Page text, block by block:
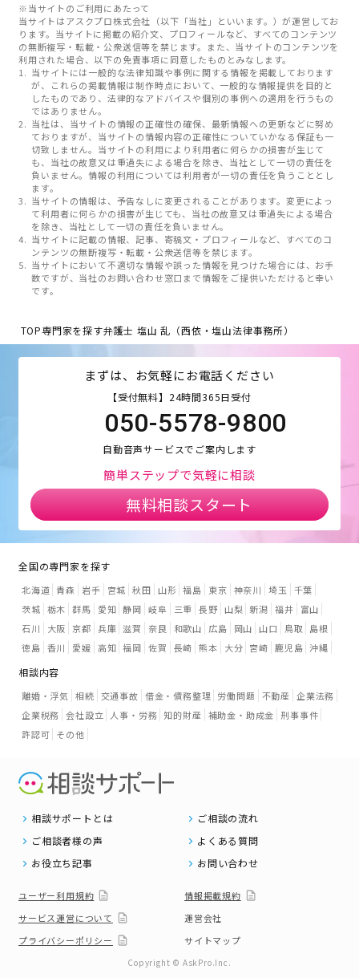
※当サイトのご利用にあたって
当サイトはアスクプロ株式会社（以下「当社」といいます。）が運営してお
ります。当サイトに掲載の紹介文、プロフィールなど、すべてのコンテンツ
の無断複写・転載・公衆送信等を禁じます。また、当サイトのコンテンツを
利用された場合、以下の免責事項に同意したものとみなします。
当サイトには一般的な法律知識や事例に関する情報を掲載しております
が、これらの掲載情報は制作時点において、一般的な情報提供を目的と
したものであり、法律的なアドバイスや個別の事例への適用を行うもの
ではありません。
当社は、当サイトの情報の正確性の確保、最新情報への更新などに努め
ておりますが、当サイトの情報内容の正確性についていかなる保証も一
切致しません。当サイトの利用により利用者に何らかの損害が生じて
も、当社の故意又は重過失による場合を除き、当社として一切の責任を
負いません。情報の利用については利用者が一切の責任を負うこととし
ます。
当サイトの情報は、予告なしに変更されることがあります。変更によっ
て利用者に何らかの損害が生じても、当社の故意又は重過失による場合
を除き、当社として一切の責任を負いません。
当サイトに記載の情報、記事、寄稿文・プロフィールなど、すべてのコ
ンテンツの無断複写・転載・公衆送信等を禁じます。
当サイトにおいて不適切な情報や誤った情報を見つけた場合には、お手
数ですが、当社のお問い合わせ窓口まで情報をご提供いただけると幸い
です。
TOP専門家を探す弁護士 塩山 乱（西依・塩山法律事務所）
まずは、お気軽にお電話ください
【受付無料】24時間365日受付
050-5578-9800
自動音声サービスでご案内します
簡単ステップで気軽に相談
無料相談スタート
全国の専門家を探す
北海道 青森 岩手 宮城 秋田 山形 福島 東京 神奈川 埼玉
千葉
茨城 栃木 群馬 愛知 静岡 岐阜 三重 長野 山梨 新潟 福井
富山
石川
大阪 京都 兵庫 滋賀 奈良 和歌山 広島 岡山 山口 鳥取
島根
徳島 香川 愛媛 高知 福岡 佐賀 長崎 熊本 大分 宮崎 鹿児島 沖縄
相談内容
離婚・浮気 相続 交通事故 借金・債務整理 労働問題 不動産 企業法務
企業税務 会社設立 人事・労務 知的財産 補助金・助成金 刑事事件
許認可 その他
相談サポートとは
ご相談の流れ
ご相談者様の声
よくある質問
お役立ち記事
お問い合わせ
ユーザー利用規約
情報掲載規約
サービス運営について
運営会社
プライバシーポリシー
サイトマップ
Copyright © AskPro.Inc.